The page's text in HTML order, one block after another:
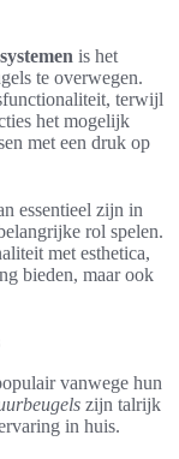
is het
te overwegen.
terwijl
het mogelijk
met een druk op
essentieel zijn in
rol spelen.
met esthetica,
bieden, maar ook
vanwege hun
zijn talrijk
in huis.